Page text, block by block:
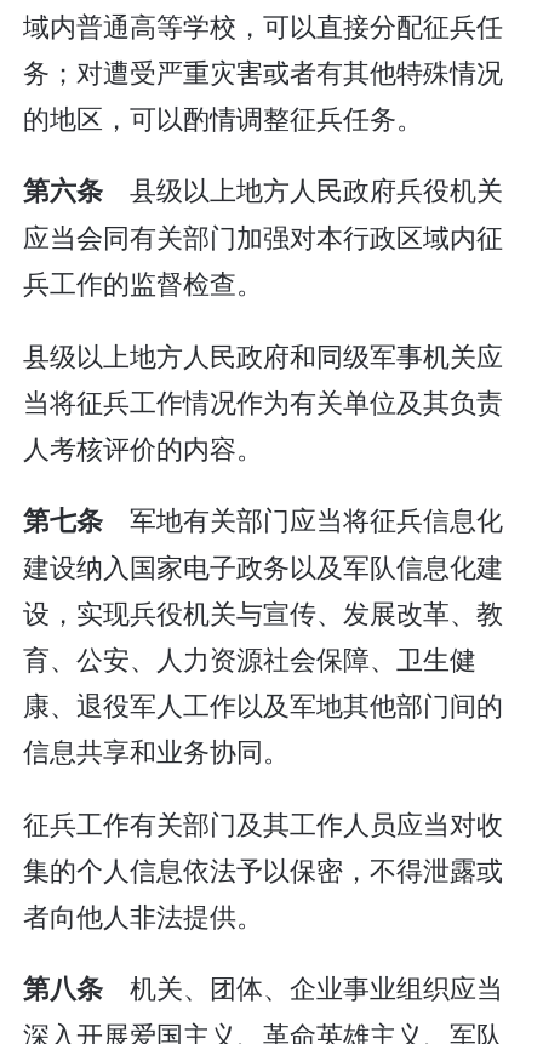
域内普通高等学校，可以直接分配征兵任
务；对遭受严重灾害或者有其他特殊情况
的地区，可以酌情调整征兵任务。
第六条 县级以上地方人民政府兵役机关
应当会同有关部门加强对本行政区域内征
兵工作的监督检查。
县级以上地方人民政府和同级军事机关应
当将征兵工作情况作为有关单位及其负责
人考核评价的内容。
第七条 军地有关部门应当将征兵信息化
建设纳入国家电子政务以及军队信息化建
设，实现兵役机关与宣传、发展改革、教
育、公安、人力资源社会保障、卫生健
康、退役军人工作以及军地其他部门间的
信息共享和业务协同。
征兵工作有关部门及其工作人员应当对收
集的个人信息依法予以保密，不得泄露或
者向他人非法提供。
第八条 机关、团体、企业事业组织应当
深入开展爱国主义、革命英雄主义、军队